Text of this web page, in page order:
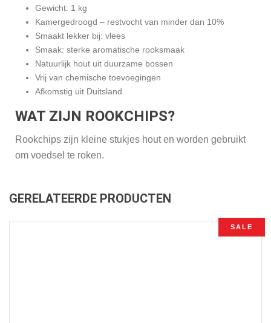
Gewicht: 1 kg
Kamergedroogd – restvocht van minder dan 10%
Smaakt lekker bij: vlees
Smaak: sterke aromatische rooksmaak
Natuurlijk hout uit duurzame bossen
Vrij van chemische toevoegingen
Afkomstig uit Duitsland
WAT ZIJN ROOKCHIPS?
Rookchips zijn kleine stukjes hout en worden gebruikt
om voedsel te roken.
GERELATEERDE PRODUCTEN
SALE